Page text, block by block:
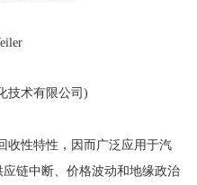
技术有限公司)
收性特性，因而广泛应用于汽
链中断、价格波动和地缘政治